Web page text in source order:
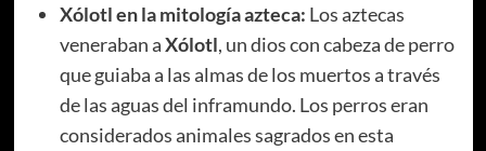
Xólotl en la mitología azteca: Los aztecas
veneraban aXólotl, un dios con cabeza de perro
que guiaba a las almas de los muertos a través
de las aguas del inframundo. Los perros eran
considerados animales sagrados en esta